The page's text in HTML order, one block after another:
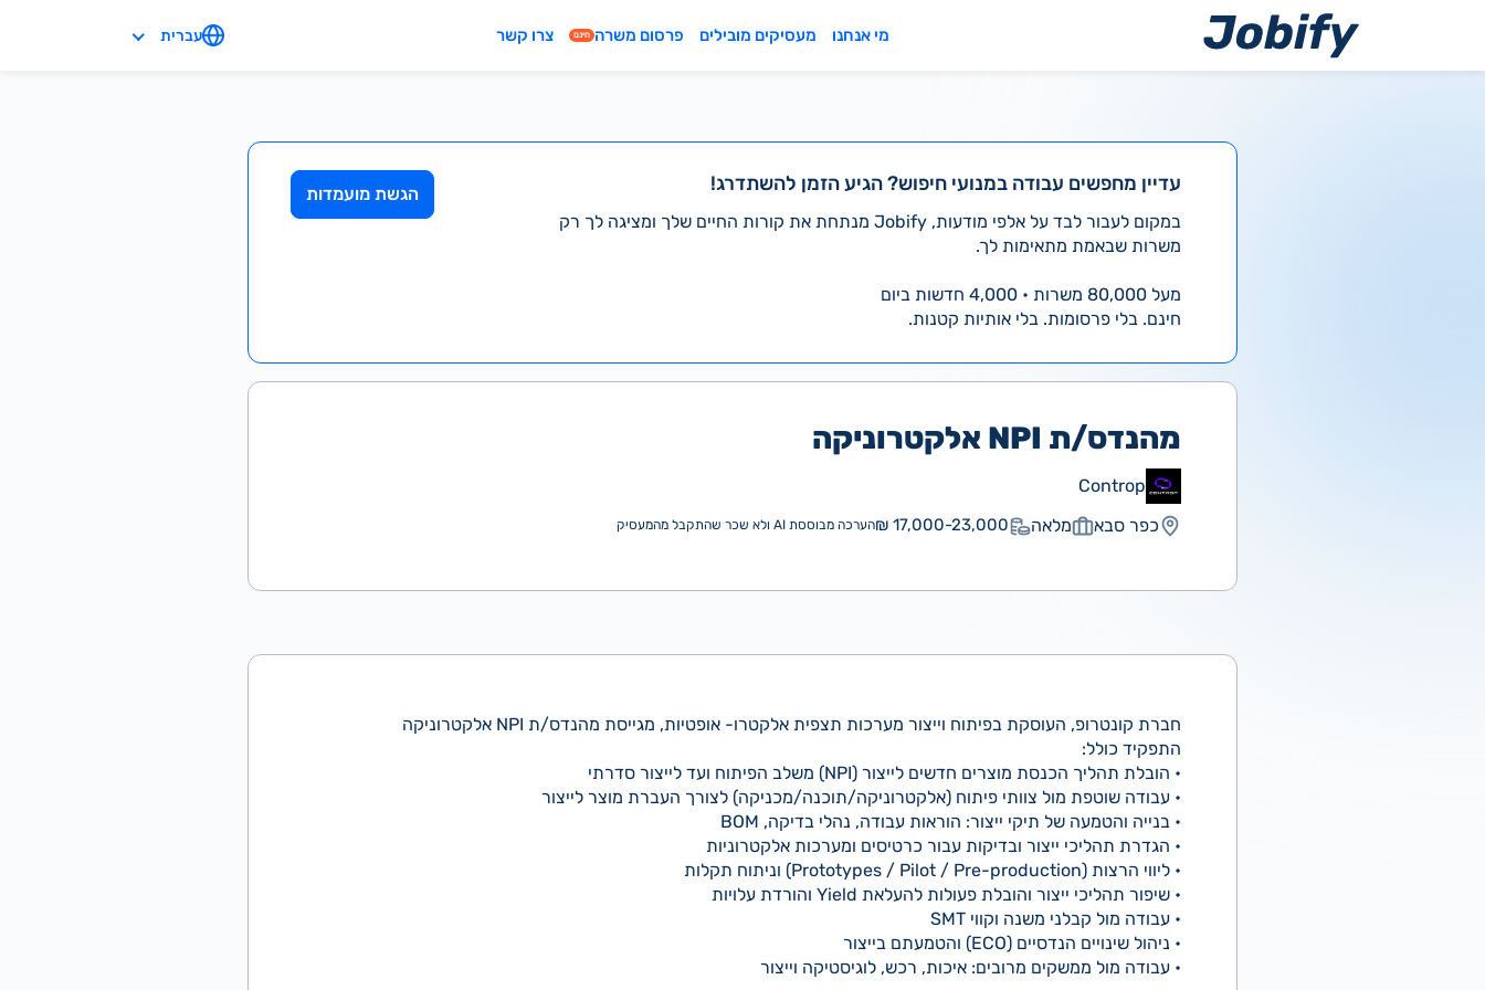
מי אנחנו מעסיקים מובילים פרסום משרה חינם צרו קשר עברית
עדיין מחפשים עבודה במנועי חיפוש? הגיע הזמן להשתדרג!
במקום לעבור לבד על אלפי מודעות, Jobify מנתחת את קורות החיים שלך ומציגה לך רק
משרות שבאמת מתאימות לך.
מעל 80,000 משרות • 4,000 חדשות ביום
חינם. בלי פרסומות. בלי אותיות קטנות.
הגשת מועמדות
מהנדס/ת NPI אלקטרוניקה
Controp
כפר סבא
מלאה 17,000-23,000 ₪ הערכה מבוססת AI ולא שכר שהתקבל מהמעסיק
חברת קונטרופ, העוסקת בפיתוח וייצור מערכות תצפית אלקטרו- אופטיות, מגייסת מהנדס/ת NPI אלקטרוניקה
התפקיד כולל:
• הובלת תהליך הכנסת מוצרים חדשים לייצור (NPI) משלב הפיתוח ועד לייצור סדרתי
• עבודה שוטפת מול צוותי פיתוח (אלקטרוניקה/תוכנה/מכניקה) לצורך העברת מוצר לייצור
• בנייה והטמעה של תיקי ייצור: הוראות עבודה, נהלי בדיקה, BOM
• הגדרת תהליכי ייצור ובדיקות עבור כרטיסים ומערכות אלקטרוניות
• ליווי הרצות (Prototypes / Pilot / Pre-production) וניתוח תקלות
• שיפור תהליכי ייצור והובלת פעולות להעלאת Yield והורדת עלויות
• עבודה מול קבלני משנה וקווי SMT
• ניהול שינויים הנדסיים (ECO) והטמעתם בייצור
• עבודה מול ממשקים מרובים: איכות, רכש, לוגיסטיקה וייצור